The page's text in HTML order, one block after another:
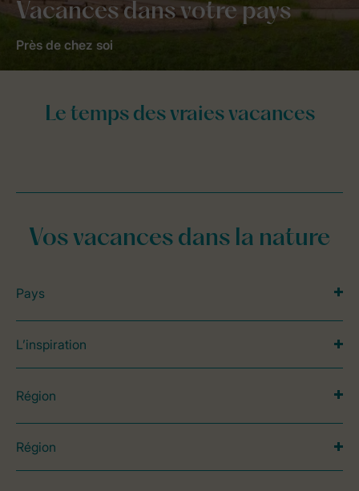
Vacances dans votre pays
Près de chez soi
Vos vacances dans la nature
Pays
L’inspiration
Région
Région